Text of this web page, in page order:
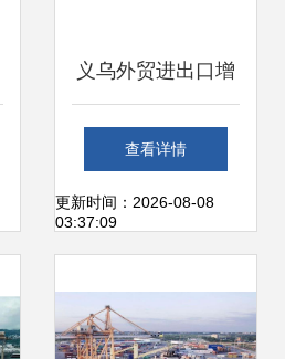
义乌外贸进出口增
速显著 “一带一
路”沿线国家占比提
迎发展机遇
查看详情
更新时间：2026-08-08
03:37:09